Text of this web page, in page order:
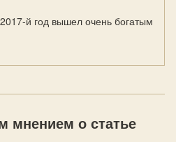
й год вышел очень богатым
мнением о статье